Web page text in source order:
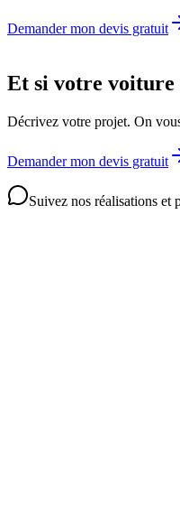
Demander mon devis gratuit
Et si votre voiture
Décrivez votre projet. On
Demander mon devis gratuit
Suivez nos réalisations et